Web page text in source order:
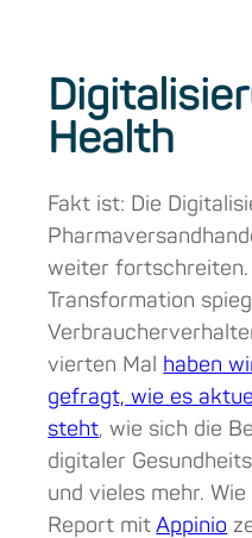
Health
Fakt ist: Die
weiter fortschreiten.
Transformation
vierten Mal haben
gefragt, wie es
steht, wie sich die
digitaler
und vieles mehr.
Report mitAppinio